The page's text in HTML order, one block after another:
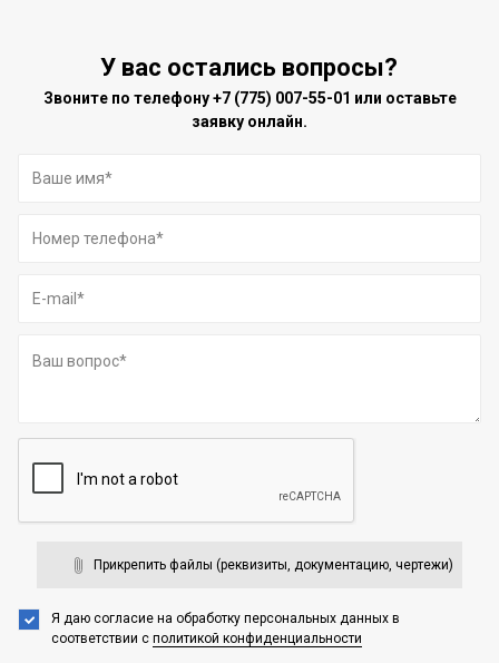
У вас остались вопросы?
Звоните по телефону+7 (775) 007-55-01 или оставьте
заявку онлайн.
Прикрепить файлы (реквизиты, документацию, чертежи)
Я даю согласие на обработку персональных данных в
соответствии с политикой конфиденциальности